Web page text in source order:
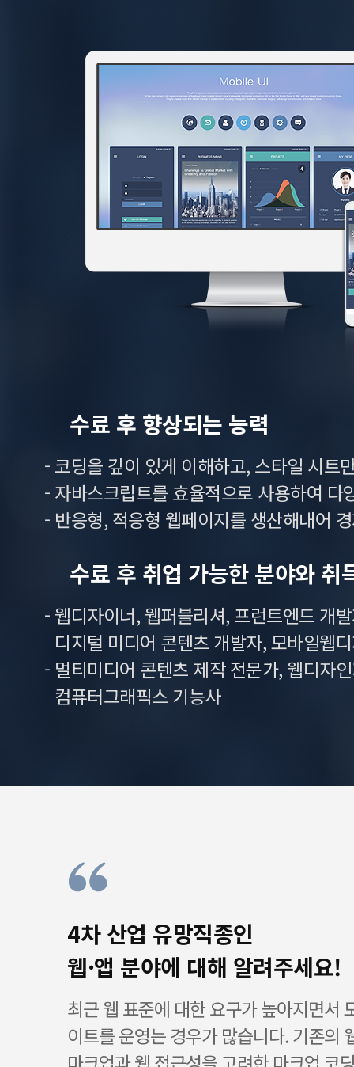
수료 후 향상되는 능력
- 코딩을 깊이 있게 이해하고, 스타일 시트
- 자바스크립트를 효율적으로 사용하여 다
- 반응형, 적응형 웹페이지를 생산해내어
수료 후 취업 가능한 분야와 취
- 웹디자이너, 웹퍼블리셔, 프런트엔드 개
디지털 미디어 콘텐츠 개발자, 모바일웹
- 멀티미디어 콘텐츠 제작 전문가, 웹디자
컴퓨터그래픽스 기능사
4차 산업 유망직종인
웹·앱 분야에 대해 알려주세요!
최근 웹 표준에 대한 요구가 높아지면서
이트를 운영는 경우가 많습니다. 기존의